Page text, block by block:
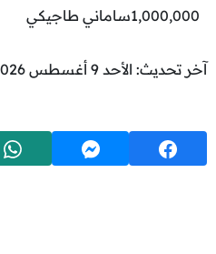
1,000,000ساماني طاجيكي
آخر تحديث: الأحد 9 أغسطس 2026